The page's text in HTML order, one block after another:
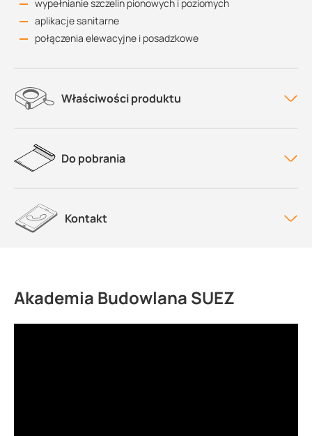
wypełnianie szczelin pionowych i poziomych
aplikacje sanitarne
połączenia elewacyjne i posadzkowe
Właściwości produktu
Do pobrania
Kontakt
Akademia Budowlana SUEZ